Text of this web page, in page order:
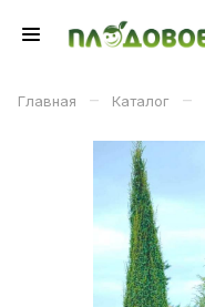
Главная – Каталог –